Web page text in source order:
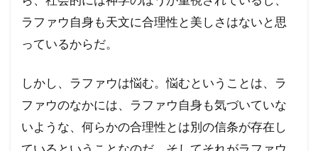
ラファウ自身も天文に合理性と美しさはないと思
っているからだ。
しかし、ラファウは悩む。悩むということは、ラ
ファウのなかには、ラファウ自身も気づいていな
いような、何らかの合理性とは別の信条が存在し